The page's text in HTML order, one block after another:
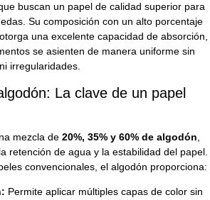
buscan un papel de calidad superior para
Su composición con un alto porcentaje
una excelente capacidad de absorción,
se asienten de manera uniforme sin
irregularidades.
La clave de un papel
mezcla de 20%, 35% y 60% de algodón
retención de agua y la estabilidad del papel.
convencionales, el algodón proporciona:
Permite aplicar múltiples capas de color sin